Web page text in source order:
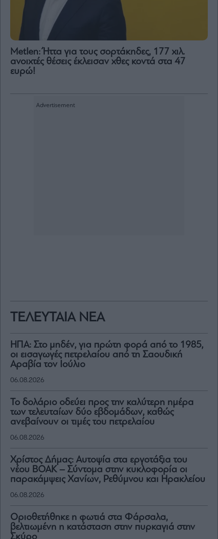
ΤΕΛΕΥΤΑΙΑ ΝΕΑ
ΗΠΑ: Στο μηδέν, για πρώτη φορά από το 1985,
οι εισαγωγές πετρελαίου από τη Σαουδική
Αραβία τον Ιούλιο
06.08.2026
Το δολάριο οδεύει προς την καλύτερη ημέρα
των τελευταίων δύο εβδομάδων, καθώς
ανεβαίνουν οι τιμές του πετρελαίου
06.08.2026
Χρίστος Δήμας: Αυτοψία στα εργοτάξια του
νέου ΒΟΑΚ – Σύντομα στην κυκλοφορία οι
παρακάμψεις Χανίων, Ρεθύμνου και Ηρακλείου
06.08.2026
Οριοθετήθηκε η φωτιά στα Φάρσαλα,
βελτιωμένη η κατάσταση στην πυρκαγιά στην
Σκύρο
Metlen: Ήττα για τους σορτάκηδες, 177 χιλ.
ανοιχτές θέσεις έκλεισαν χθες κοντά στα 47
ευρώ!